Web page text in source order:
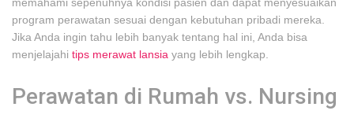
program perawatan sesuai dengan kebutuhan pribadi mereka.
Jika Anda ingin tahu lebih banyak tentang hal ini, Anda bisa
menjelajahi tips merawat lansia yang lebih lengkap.
Perawatan di Rumah vs. Nursing